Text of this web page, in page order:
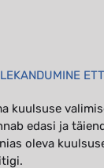
kuulsuse
edasi ja
oleva